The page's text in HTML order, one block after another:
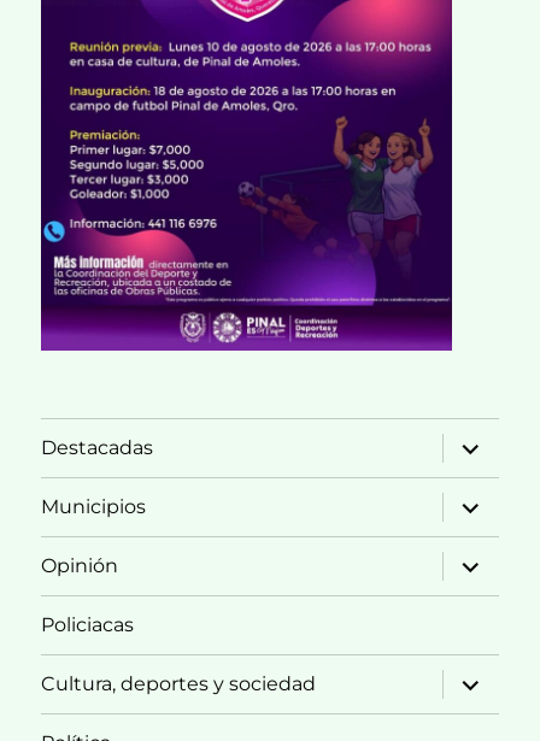
Destacadas
expande
el
menú
inferior
Municipios
expande
el
menú
inferior
Opinión
expande
el
menú
Policiacas
Cultura, deportes y sociedad
expande
el
menú